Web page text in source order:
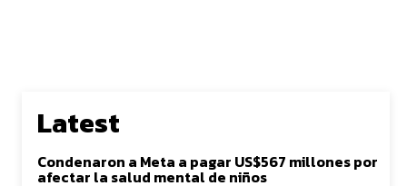
Latest
Condenaron a Meta a pagar US$567 millones por
afectar la salud mental de niños